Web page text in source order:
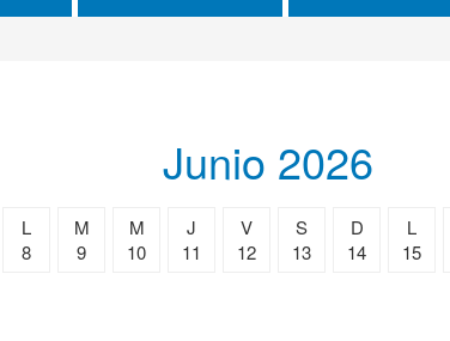
Junio 2026
L
8
M
9
M
10
J
11
V
12
S
13
D
14
L
15